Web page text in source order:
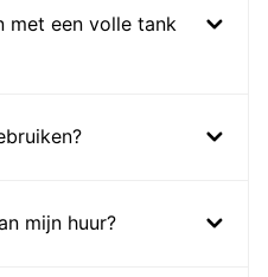
met een volle tank
mijn huur?